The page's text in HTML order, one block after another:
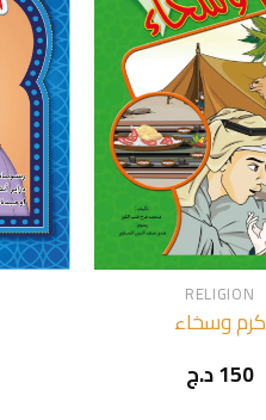
RELIGION
كرم وسخاء
150د.ج